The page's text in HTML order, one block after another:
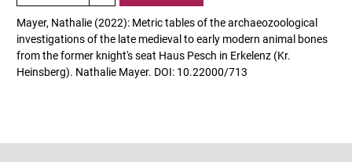
Mayer, Nathalie (2022): Metric tables of the archaeozoological
investigations of the late medieval to early modern animal bones
from the former knight's seat Haus Pesch in Erkelenz (Kr.
Heinsberg). Nathalie Mayer. DOI: 10.22000/713